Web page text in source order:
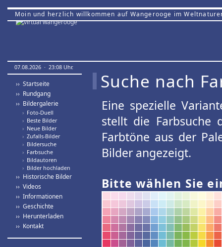
Moin und herzlich willkommen auf Wangerooge im
07.08.2026 · 23:08 Uhr.
›› Startseite
›› Rundgang
›› Bildergalerie
› Foto-Duell
› Beste Bilder
› Neue Bilder
› Zufalls-Bilder
› Bildersuche
› Farbsuche
› Bildautoren
› Bilder hochladen
›› Historische Bilder
›› Videos
›› Informationen
›› Geschichte
›› Herunterladen
›› Kontakt
Suche nach
Eine spezielle
stellt die Farbsuche
Farbtöne aus der
Bilder angezeigt.
Bitte wählen Sie